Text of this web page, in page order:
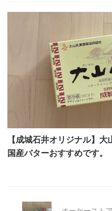
【成城石井オリジナル】大
国産バターおすすめです。